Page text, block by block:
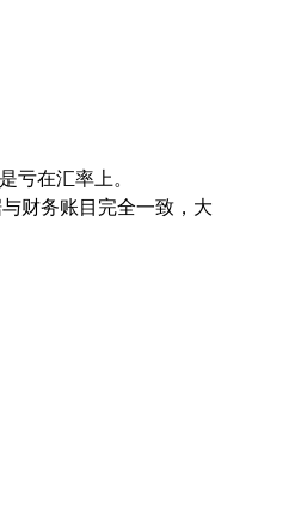
亏在汇率上。
财务账目完全一致，大